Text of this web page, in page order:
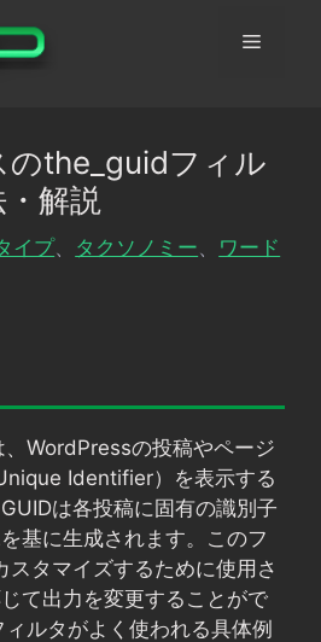
メ
ー
のthe_guidフィル
解説
イプ、 タクソノミー
ワード
、WordPressの投稿やページ
Identifier）を表示する
は各投稿に固有の識別子
基に生成されます。このフ
スタマイズするために使用さ
て出力を変更することがで
ィルタがよく使われる具体例